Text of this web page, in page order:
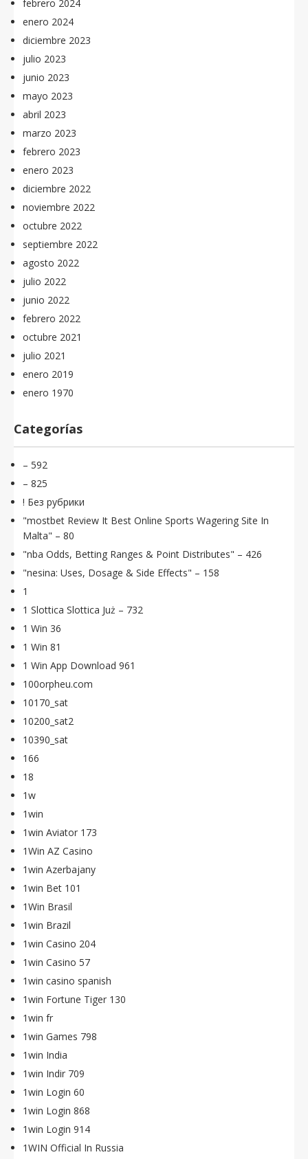
febrero 2024
enero 2024
diciembre 2023
julio 2023
junio 2023
mayo 2023
abril 2023
marzo 2023
febrero 2023
enero 2023
diciembre 2022
noviembre 2022
octubre 2022
septiembre 2022
agosto 2022
julio 2022
junio 2022
febrero 2022
octubre 2021
julio 2021
enero 2019
enero 1970
Categorías
– 592
– 825
! Без рубрики
"mostbet Review It Best Online Sports Wagering Site In
Malta" – 80
"nba Odds, Betting Ranges & Point Distributes" – 426
"nesina: Uses, Dosage & Side Effects" – 158
1
1 Slottica Slottica Już – 732
1 Win 36
1 Win 81
1 Win App Download 961
100orpheu.com
10170_sat
10200_sat2
10390_sat
166
18
1w
1win
1win Aviator 173
1Win AZ Casino
1win Azerbajany
1win Bet 101
1Win Brasil
1win Brazil
1win Casino 204
1win Casino 57
1win casino spanish
1win Fortune Tiger 130
1win fr
1win Games 798
1win India
1win Indir 709
1win Login 60
1win Login 868
1win Login 914
1WIN Official In Russia